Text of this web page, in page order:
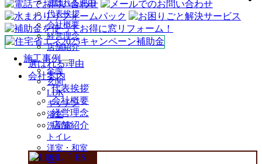
選ばれる理由
代表挨拶
会社概要
経営理念
店舗紹介
施工事例
サ
メ
ニ
ュ
ー
を
展
開
全面
玄関
LDK
キッチン
浴室
洗面室
トイレ
洋室・和室
窓
選ばれる理由
会社案内
代表挨拶
会社概要
経営理念
店舗紹介